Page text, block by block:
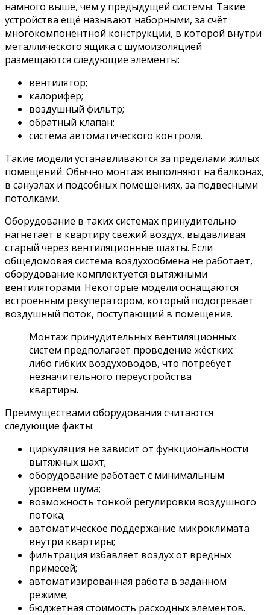
намного выше, чем у предыдущей системы. Такие
устройства ещё называют наборными, за счёт
многокомпонентной конструкции, в которой внутри
металлического ящика с шумоизоляцией
размещаются следующие элементы:
вентилятор;
калорифер;
воздушный фильтр;
обратный клапан;
система автоматического контроля.
Такие модели устанавливаются за пределами жилых
помещений. Обычно монтаж выполняют на балконах,
в санузлах и подсобных помещениях, за подвесными
потолками.
Оборудование в таких системах принудительно
нагнетает в квартиру свежий воздух, выдавливая
старый через вентиляционные шахты. Если
общедомовая система воздухообмена не работает,
оборудование комплектуется вытяжными
вентиляторами. Некоторые модели оснащаются
встроенным рекуператором, который подогревает
воздушный поток, поступающий в помещения.
Монтаж принудительных вентиляционных
систем предполагает проведение жёстких
либо гибких воздуховодов, что потребует
незначительного переустройства
квартиры.
Преимуществами оборудования считаются
следующие факты:
циркуляция не зависит от функциональности
вытяжных шахт;
оборудование работает с минимальным
уровнем шума;
возможность тонкой регулировки воздушного
потока;
автоматическое поддержание микроклимата
внутри квартиры;
фильтрация избавляет воздух от вредных
примесей;
автоматизированная работа в заданном
режиме;
бюджетная стоимость расходных элементов.